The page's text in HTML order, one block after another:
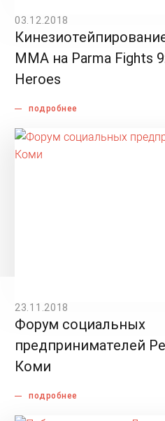
03.12.2018
ММА на Parma Fights
Heroes
подробнее
23.11.2018
Форум социальных
предпринимателей
Коми
подробнее